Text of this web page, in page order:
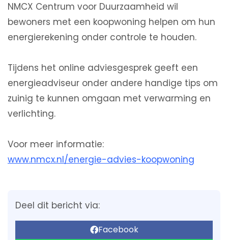
NMCX Centrum voor Duurzaamheid wil
bewoners met een koopwoning helpen om hun
energierekening onder controle te houden.
Tijdens het online adviesgesprek geeft een
energieadviseur onder andere handige tips om
zuinig te kunnen omgaan met verwarming en
verlichting.
Voor meer informatie:
www.nmcx.nl/energie-advies-koopwoning
Deel dit bericht via:
Facebook